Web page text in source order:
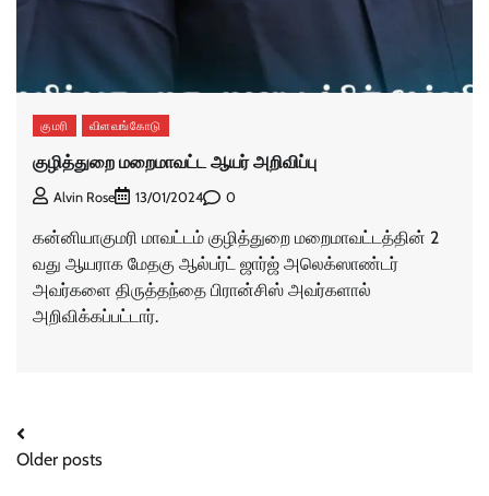
குமரி விளவங்கோடு
குழித்துறை மறைமாவட்ட ஆயர் அறிவிப்பு
Alvin Rose 13/01/2024 0
கன்னியாகுமரி மாவட்டம் குழித்துறை மறைமாவட்டத்தின் 2
வது ஆயராக மேதகு ஆல்பர்ட் ஜார்ஜ் அலெக்ஸாண்டர்
அவர்களை திருத்தந்தை பிரான்சிஸ் அவர்களால்
அறிவிக்கப்பட்டார்.
Posts
navigation
Older posts